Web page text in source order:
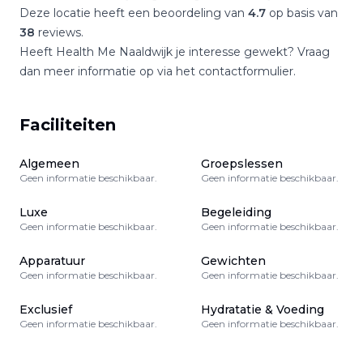
Deze locatie heeft een beoordeling van 4.7 op basis van
38 reviews.
Heeft Health Me Naaldwijk je interesse gewekt? Vraag
dan meer informatie op via het contactformulier.
Faciliteiten
Algemeen
Geen informatie beschikbaar.
Groepslessen
Geen informatie beschikbaar.
Luxe
Geen informatie beschikbaar.
Begeleiding
Geen informatie beschikbaar.
Apparatuur
Geen informatie beschikbaar.
Gewichten
Geen informatie beschikbaar.
Exclusief
Geen informatie beschikbaar.
Hydratatie & Voeding
Geen informatie beschikbaar.